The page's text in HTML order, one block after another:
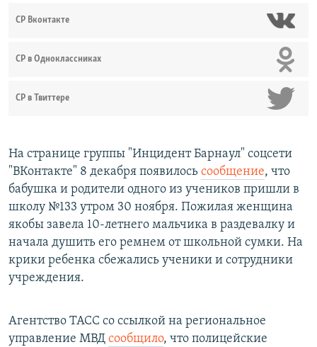
СР Вконтакте
СР в Одноклассниках
СР в Твиттере
На странице группы "Инцидент Барнаул" соцсети
"ВКонтакте" 8 декабря появилось сообщение, что
бабушка и родители одного из учеников пришли в
школу №133 утром 30 ноября. Пожилая женщина
якобы завела 10-летнего мальчика в раздевалку и
начала душить его ремнем от школьной сумки. На
крики ребенка сбежались ученики и сотрудники
учреждения.
Агентство ТАСС со ссылкой на региональное
управление МВД сообщило, что полицейские